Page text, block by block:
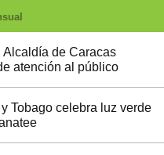
Alcaldía de Caracas
atención al público
Tobago celebra luz verde